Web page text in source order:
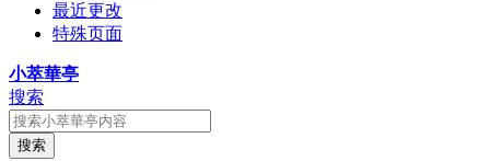
最近更改
特殊页面
小萃華亭
搜索
搜索